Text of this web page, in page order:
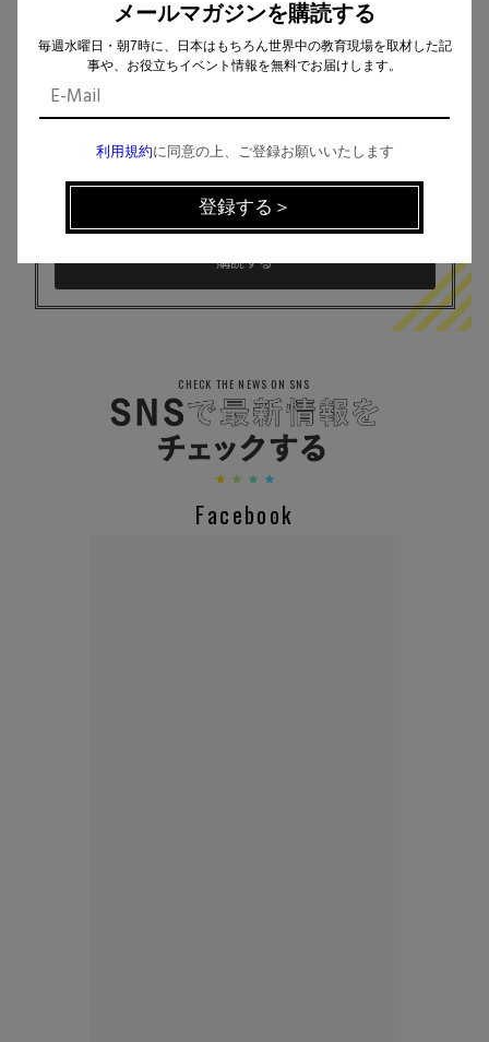
MAIL MAGAZINE
イベント、記事などの最新情報をお届け！
について同意します。
CHECK THE NEWS ON SNS
Facebook
メールマガジンを購読する
毎週水曜日・朝7時に、日本はもちろん世界中の教育現場を取材した記
事や、お役立ちイベント情報を無料でお届けします。
利用規約に同意の上、ご登録お願いいたします